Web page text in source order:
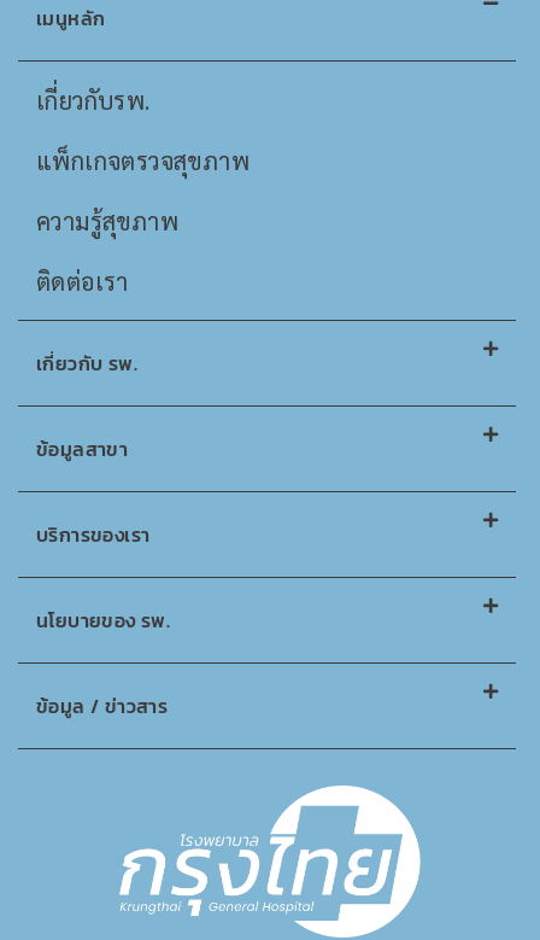
เมนูหลัก
เกี่ยวกับรพ.
แพ็กเกจตรวจสุขภาพ
ความรู้สุขภาพ
ติดต่อเรา
เกี่ยวกับ รพ.
ข้อมูลสาขา
บริการของเรา
นโยบายของ รพ.
ข้อมูล / ข่าวสาร